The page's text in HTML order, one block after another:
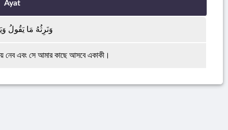
Ayat
وَنَرِثُهُ مَا يَقُولُ
নেব এবং সে আমার কাছে আসবে একাকী।